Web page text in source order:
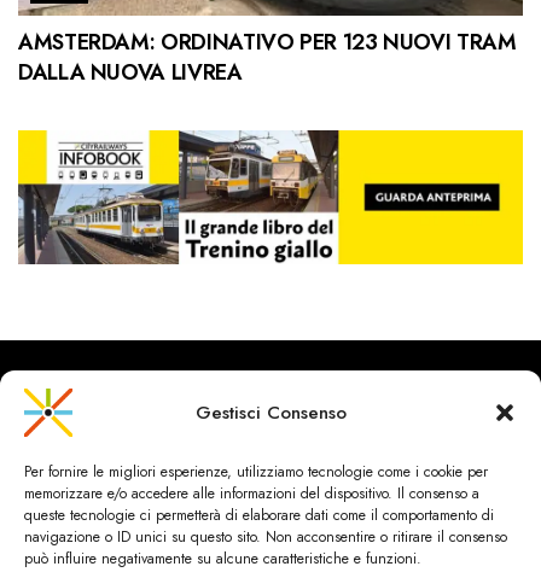
Gestisci Consenso
Per fornire le migliori esperienze, utilizziamo tecnologie come i cookie per
memorizzare e/o accedere alle informazioni del dispositivo. Il consenso a
queste tecnologie ci permetterà di elaborare dati come il comportamento di
navigazione o ID unici su questo sito. Non acconsentire o ritirare il consenso
può influire negativamente su alcune caratteristiche e funzioni.
AMSTERDAM: ORDINATIVO PER 123 NUOVI TRAM
DALLA NUOVA LIVREA
CityRailways è un sito indipendente che discute argomenti di
urbanistica e trasporto collettivo argomentando con metodo
scientifico sulla base di dati ed esperienze.